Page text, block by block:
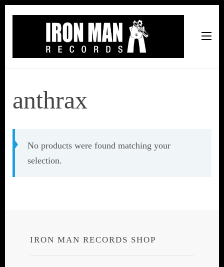
anthrax
No products were found matching your
selection.
IRON MAN RECORDS SHOP